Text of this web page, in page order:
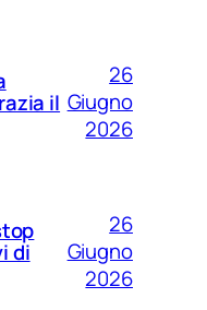
il
26
Giugno
2026
di
26
Giugno
2026